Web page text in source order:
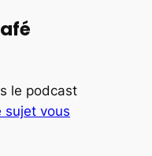
le podcast
sujet vous